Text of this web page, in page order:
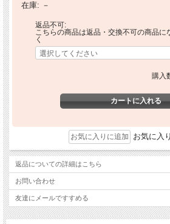
在庫: －
返品不可:
こちらの商品は返品・交換不可の商品
く
購入
お気に入
返品についての詳細はこちら
お問い合わせ
友達にメールですすめる